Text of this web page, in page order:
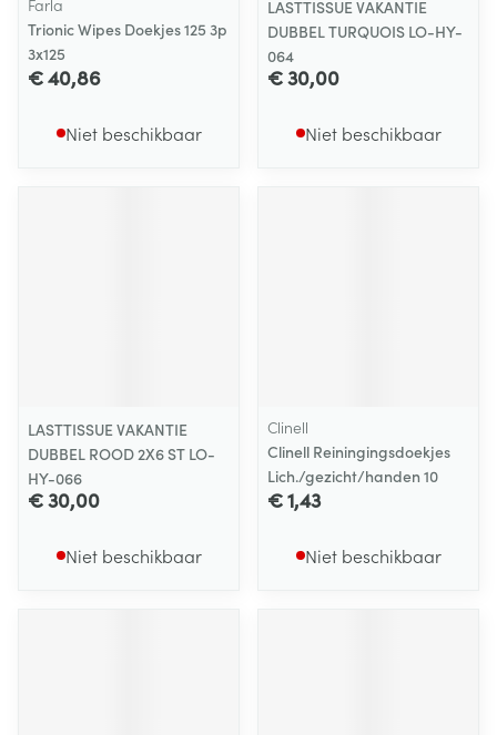
Farla
Trionic Wipes Doekjes 125 3p
3x125
€ 40,86
Niet beschikbaar
LASTTISSUE VAKANTIE
DUBBEL TURQUOIS LO-HY-
064
€ 30,00
Niet beschikbaar
LASTTISSUE VAKANTIE
DUBBEL ROOD 2X6 ST LO-
HY-066
€ 30,00
Niet beschikbaar
Clinell
Clinell Reiningingsdoekjes
Lich./gezicht/handen 10
€ 1,43
Niet beschikbaar